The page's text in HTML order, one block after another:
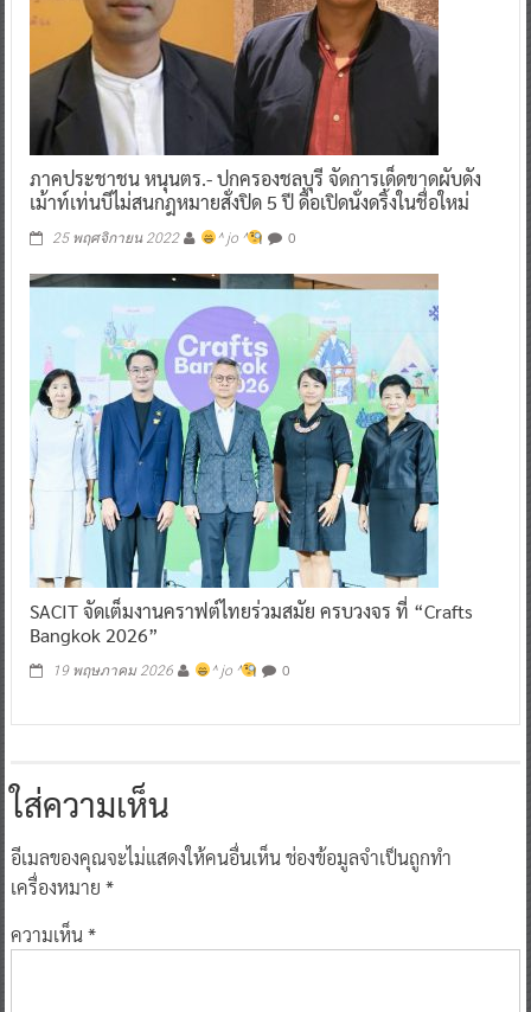
ภาคประชาชน หนุนตร.- ปกครองชลบุรี จัดการเด็ดขาดผับดัง
เม้าท์เท่นบีไม่สนกฎหมายสั่งปิด 5 ปี ดื้อเปิดนั่งดริ้งในชื่อใหม่
25 พฤศจิกายน 2022 ^ jo ^ 0
SACIT จัดเต็มงานคราฟต์ไทยร่วมสมัย ครบวงจร ที่ “Crafts
Bangkok 2026”
19 พฤษภาคม 2026 ^ jo ^ 0
ใส่ความเห็น
อีเมลของคุณจะไม่แสดงให้คนอื่นเห็นช่องข้อมูลจำเป็นถูกทำ
เครื่องหมาย *
ความเห็น*